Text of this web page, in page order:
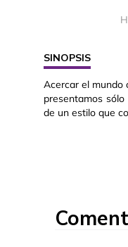
SINOPSIS
Acercar el mundo
presentamos
de un estilo que